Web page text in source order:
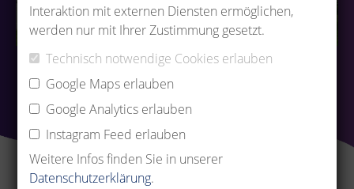
Interaktion mit externen Diensten ermöglichen,
werden nur mit Ihrer Zustimmung gesetzt.
Technisch notwendige Cookies erlauben
Google Maps erlauben
Google Analytics erlauben
Instagram Feed erlauben
Weitere Infos finden Sie in unserer
Datenschutzerklärung.